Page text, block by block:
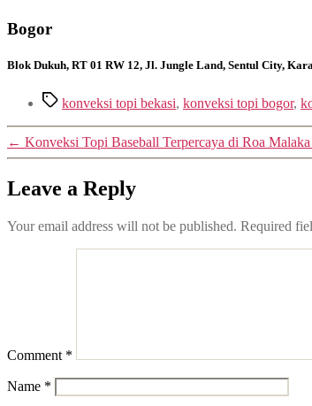
Bogor
Blok Dukuh, RT 01 RW 12, Jl. Jungle Land, Sentul City,
Tagskonveksi topi bekasi, konveksi topi bogor,
← Konveksi Topi Baseball Terpercaya di Roa
Leave a Reply
Your email address will not be published. Required
Comment *
Name *